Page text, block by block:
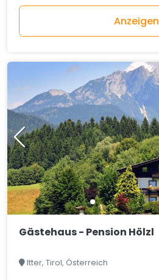
Anzeigen
Gästehaus - Pension Hölzl
Itter, Tirol, Österreich